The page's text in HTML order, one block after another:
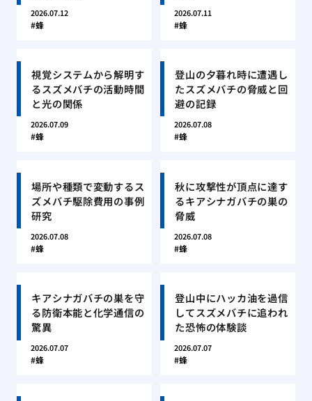
2026.07.12
蜂
2026.07.11
蜂
視覚システムから解明す
るスズメバチの活動時間
と光の関係
2026.07.09
蜂
登山の夕暮れ時に遭遇し
たスズメバチの脅威と回
避の記録
2026.07.08
蜂
場所や種類で変動するス
ズメバチ駆除費用の事例
研究
2026.07.08
蜂
秋に攻撃性が頂点に達す
るキアシナガバチの巣の
脅威
2026.07.08
蜂
キアシナガバチの巣を守
る防衛本能と化学通信の
驚異
2026.07.07
蜂
登山中にハッカ油を過信
してスズメバチに追われ
た恐怖の体験談
2026.07.07
蜂